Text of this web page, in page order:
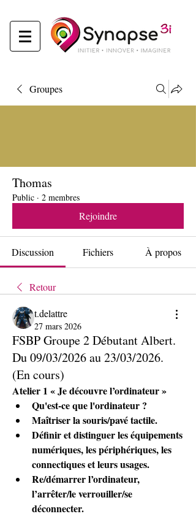
Groupes
Thomas
Public · 2 membres
Rejoindre
Discussion Fichiers À propos
Retour
t.delattre
27 mars 2026
FSBP Groupe 2 Débutant Albert.
Du 09/03/2026 au 23/03/2026.
(En cours)
Atelier 1 « Je découvre l’ordinateur »
Qu'est-ce que l'ordinateur ?
Maîtriser la souris/pavé tactile.
Définir et distinguer les équipements
numériques, les périphériques, les
connectiques et leurs usages.
Re/démarrer l’ordinateur,
l’arrêter/le verrouiller/se
déconnecter.